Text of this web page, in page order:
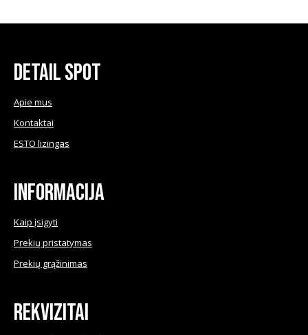
multiple
Detail Spot
Apie mus
Kontaktai
ESTO lizingas
Informacija
Kaip įsigyti
Prekių pristatymas
Prekių grąžinimas
Rekvizitai